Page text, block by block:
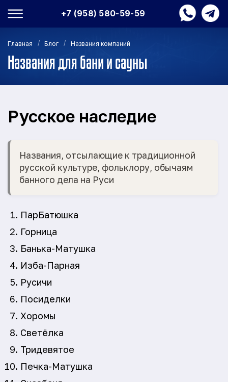
+7 (958) 580-59-59
Главная / Блог / Названия компаний
Названия для бани и сауны
Русское наследие
Названия, отсылающие к традиционной
русской культуре, фольклору, обычаям
банного дела на Руси
ПарБатюшка
Горница
Банька-Матушка
Изба-Парная
Русичи
Посиделки
Хоромы
Светёлка
Тридевятое
Печка-Матушка